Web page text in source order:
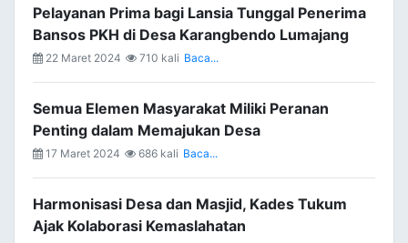
Pelayanan Prima bagi Lansia Tunggal Penerima
Bansos PKH di Desa Karangbendo Lumajang
22 Maret 2024 710 kali Baca...
Semua Elemen Masyarakat Miliki Peranan
Penting dalam Memajukan Desa
17 Maret 2024 686 kali Baca...
Harmonisasi Desa dan Masjid, Kades Tukum
Ajak Kolaborasi Kemaslahatan